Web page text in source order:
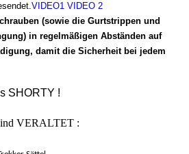
VIDEO1 VIDEO 2
(sowie die Gurtstrippen und
in regelmäßigen Abständen auf
damit die Sicherheit bei jedem
SHORTY !
VERALTET :